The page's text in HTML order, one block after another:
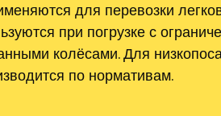
для перевозки
при погрузке с
колёсами. Для
по нормативам.